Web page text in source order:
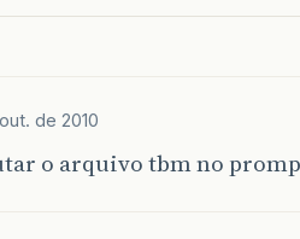
de 2010
o arquivo tbm no